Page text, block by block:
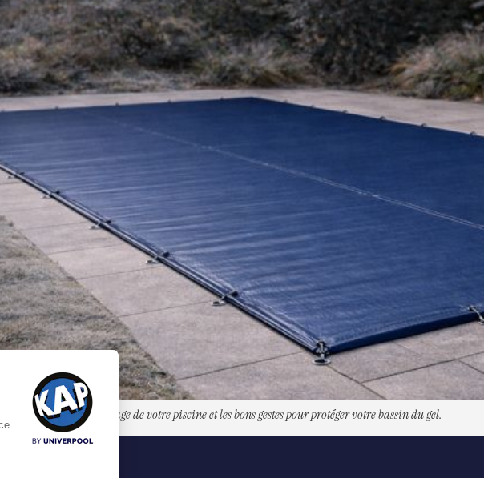
lors de l’hivernage de votre piscine et les bons gestes pour protéger votre bassin du gel.